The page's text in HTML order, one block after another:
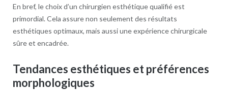
En bref, le choix d’un chirurgien esthétique qualifié est
primordial. Cela assure non seulement des résultats
esthétiques optimaux, mais aussi une expérience chirurgicale
sûre et encadrée.
Tendances esthétiques et préférences
morphologiques